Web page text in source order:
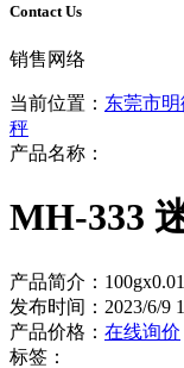
Contact Us
销售网络
当前位置： 东莞市
秤
产品名称：
MH-333
产品简介：
发布时间：2023/6/9
产品价格： 在线询价
标签：